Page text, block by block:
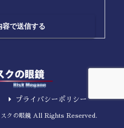
プライバシーポリシー
クの眼鏡 All Rights Reserved.